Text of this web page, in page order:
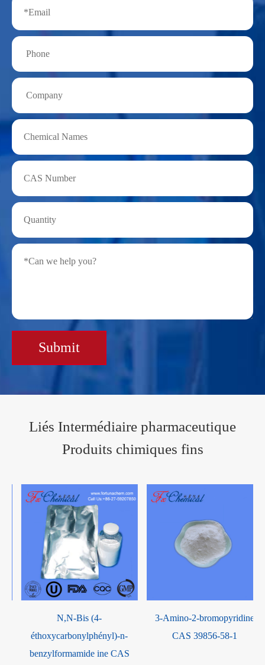
Submit
Liés Intermédiaire pharmaceutique
Produits chimiques fins
N,N-Bis (4-
éthoxycarbonylphényl)-n-
benzylformamide ine CAS
3-Amino-2-bromopyridine
CAS 39856-58-1